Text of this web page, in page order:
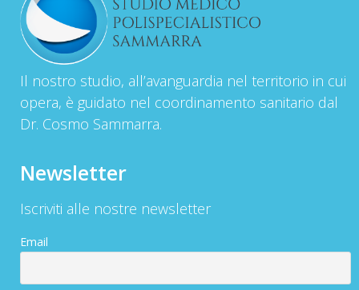
Il nostro studio, all’avanguardia nel territorio in cui
opera, è guidato nel coordinamento sanitario dal
Dr. Cosmo Sammarra.
Newsletter
Iscriviti alle nostre newsletter
Email